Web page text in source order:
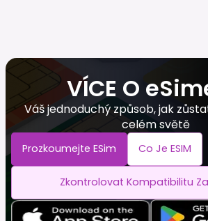
VÍCE O
Váš jednoduchý způsob, jak
celém světě
Prozkoumejte ESim Co Je ESIM
Zkontrolovat Kompatibilitu